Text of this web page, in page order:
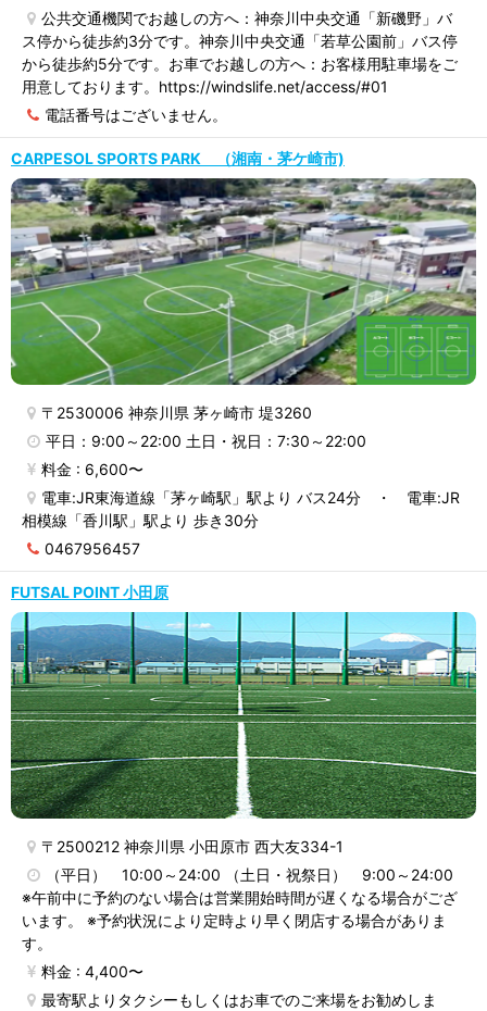
公共交通機関でお越しの方へ：神奈川中央交通「新磯野」バ
ス停から徒歩約3分です。神奈川中央交通「若草公園前」バス停
から徒歩約5分です。お車でお越しの方へ：お客様用駐車場をご
用意しております。https://windslife.net/access/#01
電話番号はございません。
CARPESOL SPORTS PARK （湘南・茅ケ崎市)
〒2530006 神奈川県 茅ヶ崎市 堤3260
平日：9:00～22:00 土日・祝日：7:30～22:00
料金 : 6,600〜
電車:JR東海道線「茅ヶ崎駅」駅より バス24分 ・ 電車:JR
相模線「香川駅」駅より 歩き30分
0467956457
FUTSAL POINT 小田原
〒2500212 神奈川県 小田原市 西大友334-1
（平日） 10:00～24:00 （土日・祝祭日） 9:00～24:00
※午前中に予約のない場合は営業開始時間が遅くなる場合がござ
います。 ※予約状況により定時より早く閉店する場合がありま
す。
料金 : 4,400〜
最寄駅よりタクシーもしくはお車でのご来場をお勧めしま